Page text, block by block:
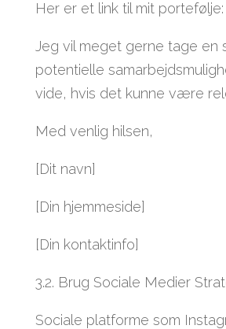
Her er et link til mit
Jeg vil meget gerne tage en
potentielle
vide, hvis det kunne være
Med venlig hilsen,
[Dit navn]
[Din hjemmeside]
[Din kontaktinfo]
3.2. Brug Sociale Medier
Sociale platforme som